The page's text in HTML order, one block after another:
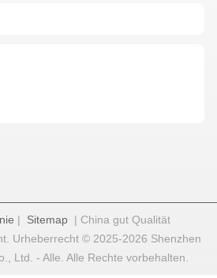
| Sitemap| China gut Qualität
Urheberrecht © 2025-2026 Shenzhen
Ltd. - Alle. Alle Rechte vorbehalten.